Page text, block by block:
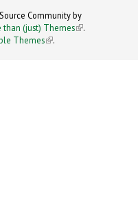
Community by
than (just) Themes (link is
.
Themes
(link is
.